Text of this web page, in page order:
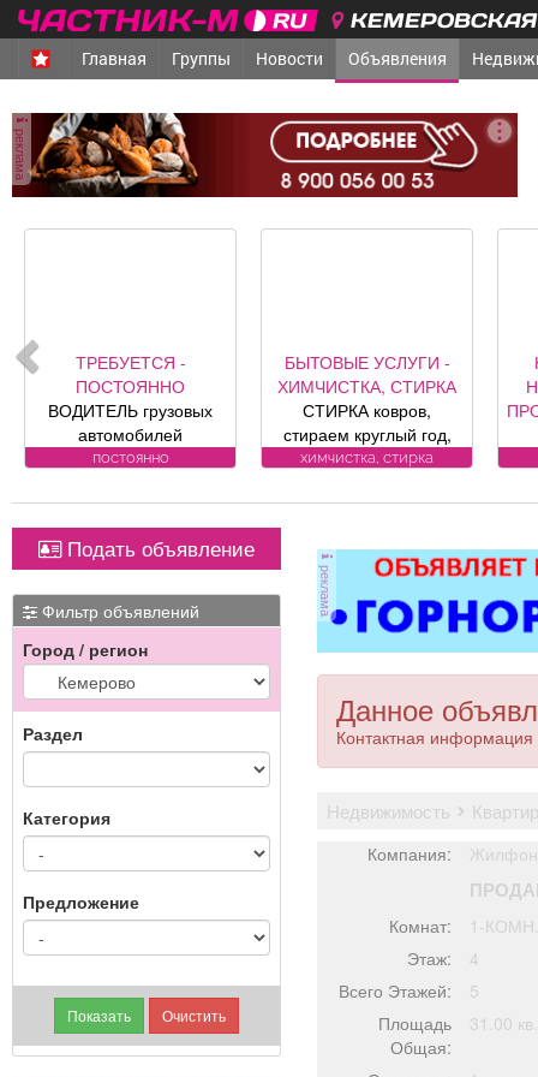
КЕМЕРОВСКАЯ
Главная Группы Новости Объявления
реклама
ТРЕБУЕТСЯ -
ПОСТОЯННО
ВОДИТЕЛЬ грузовых
автомобилей
Требования к
Подробности по
телефону.
постоянно
БЫТОВЫЕ УСЛУГИ -
ХИМЧИСТКА, СТИРКА
СТИРКА ковров,
стираем круглый год,
заберем и привезем
Пенсионерам скидка
10%. (Фабрика «Чистый
ковер»).
химчистка, стирка
Подать объявление
Фильтр объявлений
Город / регион
Раздел
Категория
Предложение
реклама
Данное
Контактная информация
недвижимость
Компания:
Комнат:
1-КОМН.
Этаж:
4
Всего Этажей:
5
Площадь
Общая:
31.00